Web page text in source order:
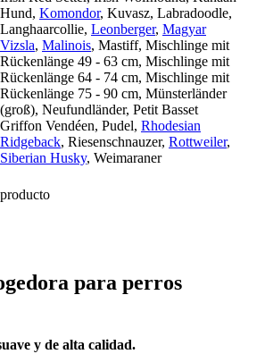
Hund, Komondor, Kuvasz, Labradoodle,
Langhaarcollie, Leonberger, Magyar
Vizsla, Malinois, Mastiff, Mischlinge mit
Rückenlänge 49 - 63 cm, Mischlinge mit
Rückenlänge 64 - 74 cm, Mischlinge mit
Rückenlänge 75 - 90 cm, Münsterländer
(groß), Neufundländer, Petit Basset
Griffon Vendéen, Pudel, Rhodesian
Ridgeback, Riesenschnauzer, Rottweiler,
Siberian Husky, Weimaraner
para perros
y de alta calidad.